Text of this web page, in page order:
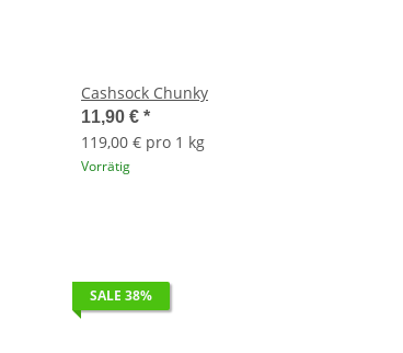
Cashsock Chunky
11,90 € *
119,00 € pro 1 kg
Vorrätig
SALE 38%